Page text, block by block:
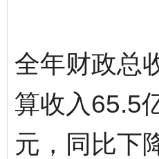
全年财政总
算收入65.5
元，同比下